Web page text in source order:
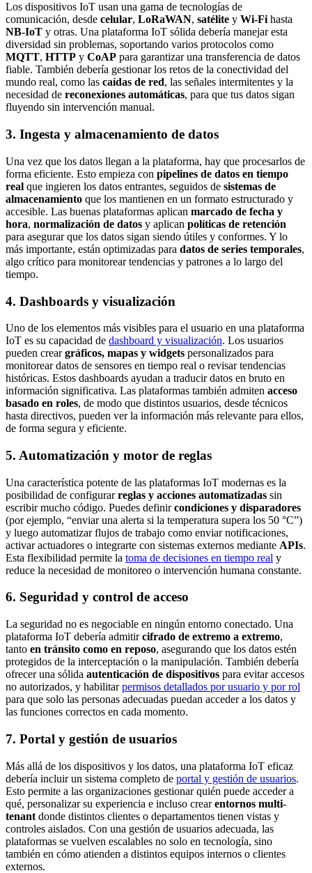
Los dispositivos IoT usan una gama de tecnologías de
comunicación, desde celular, LoRaWAN, satélite y Wi-Fi hasta
NB-IoT y otras. Una plataforma IoT sólida debería manejar esta
diversidad sin problemas, soportando varios protocolos como
MQTT, HTTP y CoAP para garantizar una transferencia de datos
fiable. También debería gestionar los retos de la conectividad del
mundo real, como las caídas de red, las señales intermitentes y la
necesidad de reconexiones automáticas, para que tus datos sigan
fluyendo sin intervención manual.
3. Ingesta y almacenamiento de datos
Una vez que los datos llegan a la plataforma, hay que procesarlos de
forma eficiente. Esto empieza con pipelines de datos en tiempo
real que ingieren los datos entrantes, seguidos de sistemas de
almacenamiento que los mantienen en un formato estructurado y
accesible. Las buenas plataformas aplican marcado de fecha y
hora, normalización de datos y aplican políticas de retención
para asegurar que los datos sigan siendo útiles y conformes. Y lo
más importante, están optimizadas para datos de series temporales,
algo crítico para monitorear tendencias y patrones a lo largo del
tiempo.
4. Dashboards y visualización
Uno de los elementos más visibles para el usuario en una plataforma
IoT es su capacidad de dashboard y visualización. Los usuarios
pueden creargráficos, mapas y widgets personalizados para
monitorear datos de sensores en tiempo real o revisar tendencias
históricas. Estos dashboards ayudan a traducir datos en bruto en
información significativa. Las plataformas también admiten acceso
basado en roles, de modo que distintos usuarios, desde técnicos
hasta directivos, pueden ver la información más relevante para ellos,
de forma segura y eficiente.
5. Automatización y motor de reglas
Una característica potente de las plataformas IoT modernas es la
posibilidad de configurarreglas y acciones automatizadas sin
escribir mucho código. Puedes definircondiciones y disparadores
(por ejemplo, “enviar una alerta si la temperatura supera los 50 °C”)
y luego automatizar flujos de trabajo como enviar notificaciones,
activar actuadores o integrarte con sistemas externos mediante APIs.
Esta flexibilidad permite la toma de decisiones en tiempo real y
reduce la necesidad de monitoreo o intervención humana constante.
6. Seguridad y control de acceso
La seguridad no es negociable en ningún entorno conectado. Una
plataforma IoT debería admitircifrado de extremo a extremo,
tanto en tránsito como en reposo, asegurando que los datos estén
protegidos de la interceptación o la manipulación. También debería
ofrecer una sólida autenticación de dispositivos para evitar accesos
no autorizados, y habilitarpermisos detallados por usuario y por rol
para que solo las personas adecuadas puedan acceder a los datos y
las funciones correctos en cada momento.
7. Portal y gestión de usuarios
Más allá de los dispositivos y los datos, una plataforma IoT eficaz
debería incluir un sistema completo de portal y gestión de usuarios.
Esto permite a las organizaciones gestionar quién puede acceder a
qué, personalizar su experiencia e incluso crearentornos multi-
tenant donde distintos clientes o departamentos tienen vistas y
controles aislados. Con una gestión de usuarios adecuada, las
plataformas se vuelven escalables no solo en tecnología, sino
también en cómo atienden a distintos equipos internos o clientes
externos.